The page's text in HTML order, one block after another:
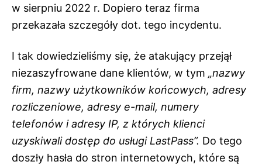
w sierpniu 2022 r. Dopiero teraz firma
przekazała szczegóły dot. tego incydentu.
I tak dowiedzieliśmy się, że atakujący przejął
niezaszyfrowane dane klientów, w tym „nazwy
firm, nazwy użytkowników końcowych, adresy
rozliczeniowe, adresy e-mail, numery
telefonów i adresy IP, z których klienci
uzyskiwali dostęp do usługi LastPass”. Do tego
doszły hasła do stron internetowych, które są